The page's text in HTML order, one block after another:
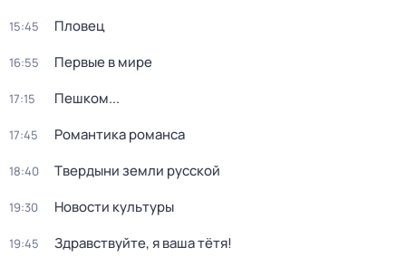
15:45 Пловец
16:55 Первые в мире
17:15 Пешком...
17:45 Романтика романса
18:40 Твердыни земли русской
19:30 Новости культуры
19:45 Здравствуйте, я ваша тётя!